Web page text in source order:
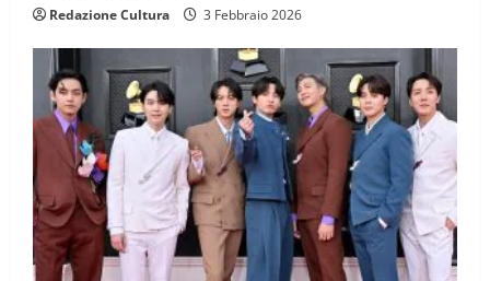
Redazione Cultura 3 Febbraio 2026